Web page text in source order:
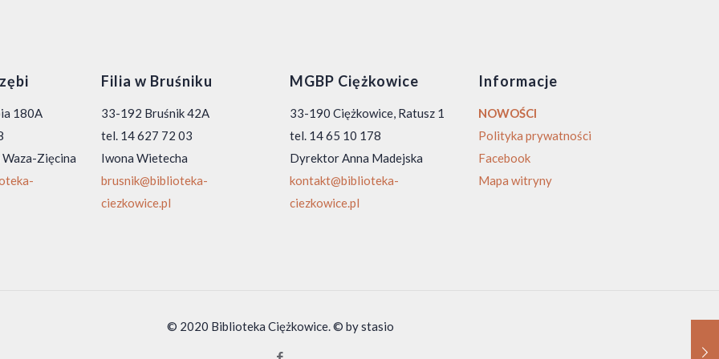
180A
Zięcina
Filia w Bruśniku
33-192 Bruśnik 42A
tel. 14 627 72 03
Iwona Wietecha
brusnik@biblioteka-
ciezkowice.pl
MGBP Ciężkowice
33-190 Ciężkowice, Ratusz 1
tel. 14 65 10 178
Dyrektor Anna Madejska
kontakt@biblioteka-
ciezkowice.pl
Informacje
NOWOŚCI
Polityka prywatności
Facebook
Mapa witryny
© 2020 Biblioteka Ciężkowice. © by stasio